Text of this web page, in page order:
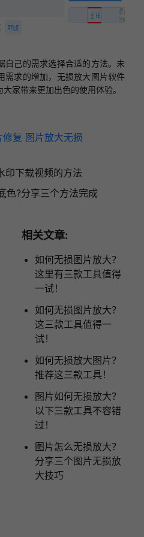
自己的需求选择合适的 方法。未
需求的增加，无损放大图片软件
大家带来更加出色的使用体验。
修复 图片放大无损
印下载视频的方法
色?分享三个方法完成
相关文章:
如何无损图片放大？
这里有三款工具值得
一试！
如何无损图片放大？
这三款工具值得一
试！
如何无损放大图片？
推荐这三款工具！
图片如何无损放大？
以下三款工具不容错
过！
图片怎么无损放大？
分享三个图片无损放
大技巧